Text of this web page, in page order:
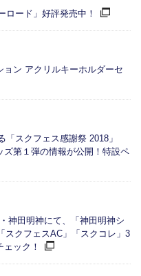
ロード」好評発売中！
ン アクリルキーホルダーセ
スクフェス感謝祭 2018」
第１弾の情報が公開！特設ペ
神田明神にて、「神田明神シ
スクフェスAC」「スクコレ」3
ック！